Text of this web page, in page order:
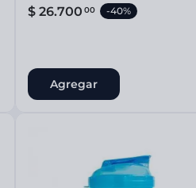
$ 26.700 00 -40%
Agregar